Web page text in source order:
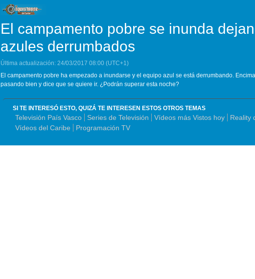
El campamento pobre se inunda
azules derrumbados
Última actualización: 24/03/2017 08:00 (UTC+1)
El campamento pobre ha empezado a inundarse y el equipo azul se está derrumbando.
pasando bien y dice que se quiere ir. ¿Podrán superar esta noche?
SI TE INTERESÓ ESTO, QUIZÁ TE INTERESEN ESTOS OTROS TEMAS
Televisión País Vasco Series de Televisión Vídeos más Vistos hoy
Reality
Vídeos del Caribe
Programación TV